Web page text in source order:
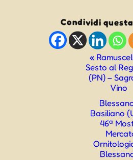
Condividi
«
Sesto al
(PN) –
Vino
Basiliano
46ª